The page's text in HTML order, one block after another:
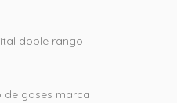
doble rango
de gases marca